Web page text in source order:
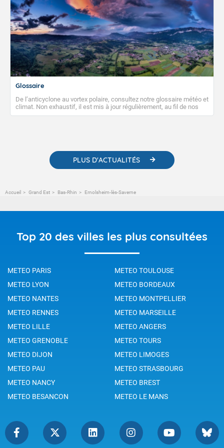
Glossaire
De l’anticyclone au vortex polaire, consultez notre glossaire météo et
climat. Non exhaustif, il est mis à jour régulièrement, au fil de nos
publications. Vous y trouverez également des liens utiles vers nos
PLUS D'ACTUALITÉS
Accueil Grand Est Bas-Rhin Ernolsheim-lès-Saverne
Top 20 des villes les plus consultées
METEO PARIS
METEO TOULOUSE
METEO LYON
METEO BORDEAUX
METEO NANTES
METEO MONTPELLIER
METEO RENNES
METEO MARSEILLE
METEO LILLE
METEO ANGERS
METEO GRENOBLE
METEO TOURS
METEO DIJON
METEO LIMOGES
METEO PAU
METEO STRASBOURG
METEO NANCY
METEO BREST
METEO BESANCON
METEO LE MANS